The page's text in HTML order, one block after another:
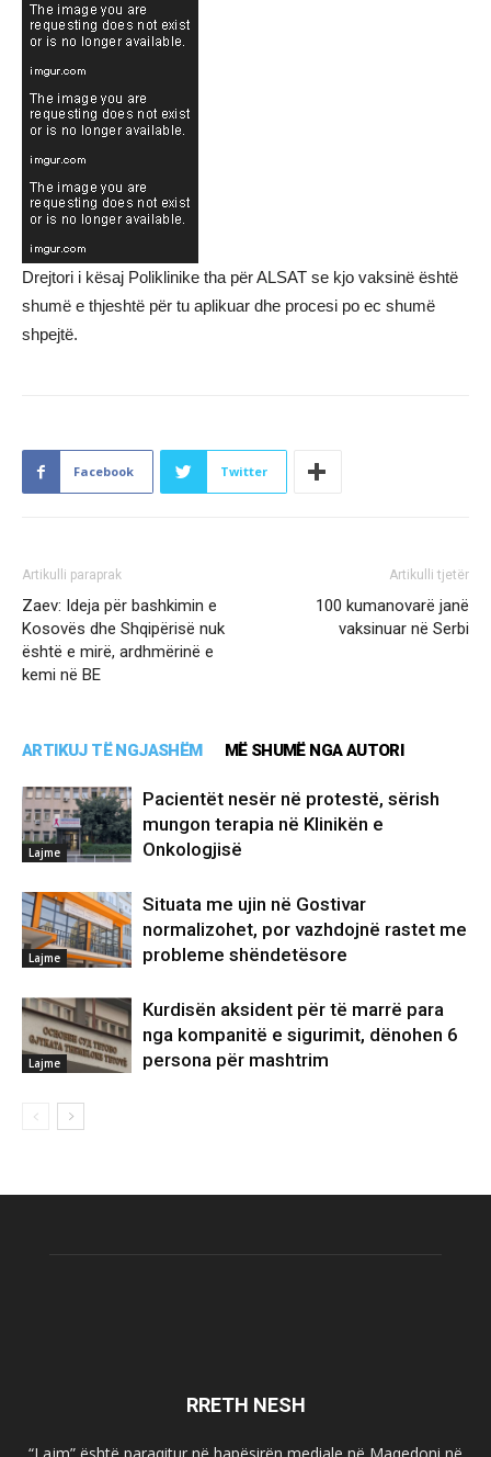
Drejtori i kësaj Poliklinike tha për ALSAT se kjo vaksinë është
shumë e thjeshtë për tu aplikuar dhe procesi po ec shumë
shpejtë.
Facebook Twitter
Artikulli paraprak
Zaev: Ideja për bashkimin e
Kosovës dhe Shqipërisë nuk
është e mirë, ardhmërinë e
kemi në BE
Artikulli tjetër
100 kumanovarë janë
vaksinuar në Serbi
ARTIKUJ TË NGJASHËM MË SHUMË NGA AUTORI
Lajme
Pacientët nesër në protestë, sërish
mungon terapia në Klinikën e
Onkologjisë
Lajme
Situata me ujin në Gostivar
normalizohet, por vazhdojnë rastet me
probleme shëndetësore
Lajme
Kurdisën aksident për të marrë para
nga kompanitë e sigurimit, dënohen 6
persona për mashtrim
RRETH NESH